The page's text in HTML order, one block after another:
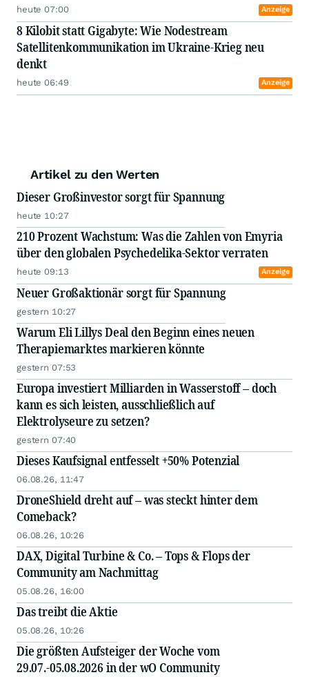
heute 07:00 Anzeige
8 Kilobit statt Gigabyte: Wie Nodestream
Satellitenkommunikation im Ukraine-Krieg neu
denkt
heute 06:49 Anzeige
Artikel zu den Werten
Dieser Großinvestor sorgt für Spannung
heute 10:27
210 Prozent Wachstum: Was die Zahlen von Emyria
über den globalen Psychedelika-Sektor verraten
heute 09:13 Anzeige
Neuer Großaktionär sorgt für Spannung
gestern 10:27
Warum Eli Lillys Deal den Beginn eines neuen
Therapiemarktes markieren könnte
gestern 07:53
Europa investiert Milliarden in Wasserstoff – doch
kann es sich leisten, ausschließlich auf
Elektrolyseure zu setzen?
gestern 07:40
Dieses Kaufsignal entfesselt +50% Potenzial
06.08.26, 11:47
DroneShield dreht auf – was steckt hinter dem
Comeback?
06.08.26, 10:26
DAX, Digital Turbine & Co. – Tops & Flops der
Community am Nachmittag
05.08.26, 16:00
Das treibt die Aktie
05.08.26, 10:26
Die größten Aufsteiger der Woche vom
29.07.-05.08.2026 in der wO Community